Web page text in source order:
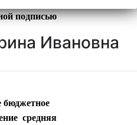
подписью
Ивановна
бюджетное
средняя